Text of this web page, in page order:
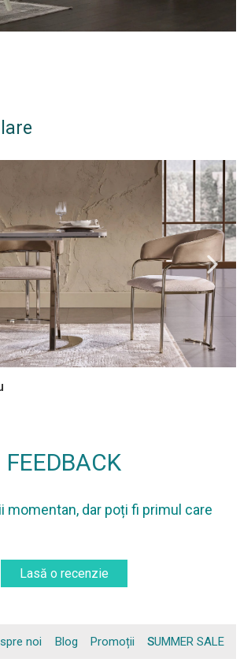
FEEDBACK
momentan, dar poți fi primul care
Lasă o recenzie
noi Blog Promoții SUMMER SALE